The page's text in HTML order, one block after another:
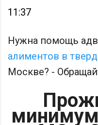
11:37
Нужна помощь
алиментов в
Москве? -